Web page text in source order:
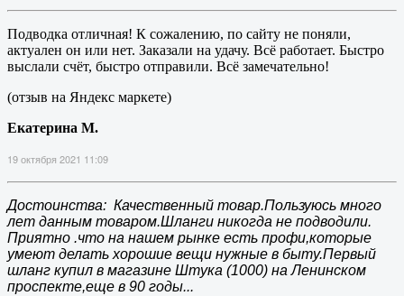
Подводка отличная! К сожалению, по сайту не поняли,
актуален он или нет. Заказали на удачу. Всё работает. Быстро
выслали счёт, быстро отправили. Всё замечательно!
(отзыв на Яндекс маркете)
Екатерина М.
19 октября 2021 11:09
Достоинства: Качественный товар.Пользуюсь много
лет данным товаром.Шланги никогда не подводили.
Приятно .что на нашем рынке есть профи,которые
умеют делать хорошие вещи нужные в быту.Первый
шланг купил в магазине Штука (1000) на Ленинском
проспекте,еще в 90 годы...